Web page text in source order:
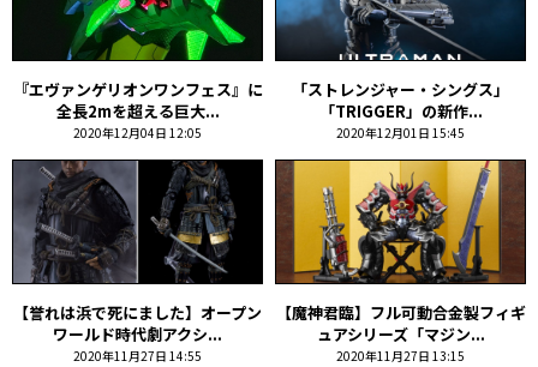
『エヴァンゲリオンワンフェス』に
全長2mを超える巨大...
2020年12月04日 12:05
「ストレンジャー・シングス」
「TRIGGER」の新作...
2020年12月01日 15:45
【誉れは浜で死にました】オープン
ワールド時代劇アクシ...
2020年11月27日 14:55
【魔神君臨】フル可動合金製フィギ
ュアシリーズ「マジン...
2020年11月27日 13:15